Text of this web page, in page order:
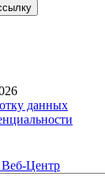
данных
Веб-Центр